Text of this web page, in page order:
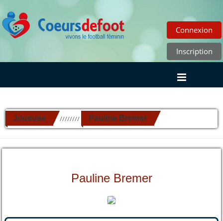
Connexion
Inscription
Joueuse ////////// Pauline Bremer
Pauline Bremer